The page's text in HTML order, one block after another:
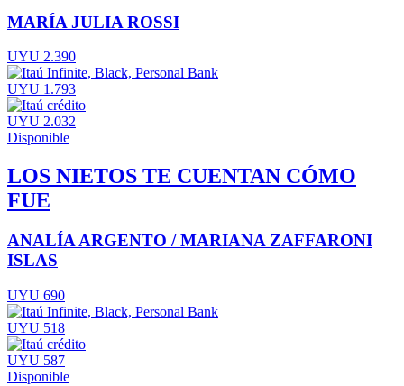
MARÍA JULIA ROSSI
UYU 2.390
UYU 1.793
UYU 2.032
Disponible
LOS NIETOS TE CUENTAN CÓMO
FUE
ANALÍA ARGENTO / MARIANA ZAFFARONI
ISLAS
UYU 690
UYU 518
UYU 587
Disponible